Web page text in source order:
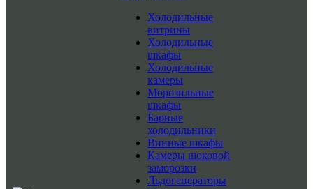
Холодильные
витрины
Холодильные
шкафы
Холодильные
камеры
Морозильные
шкафы
Барные
холодильники
Винные шкафы
Камеры шоковой
заморозки
Льдогенераторы